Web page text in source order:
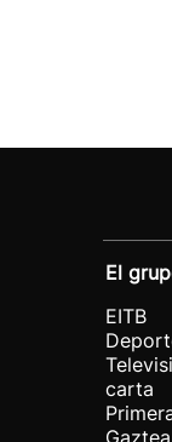
El
EITB
carta
Gaztea